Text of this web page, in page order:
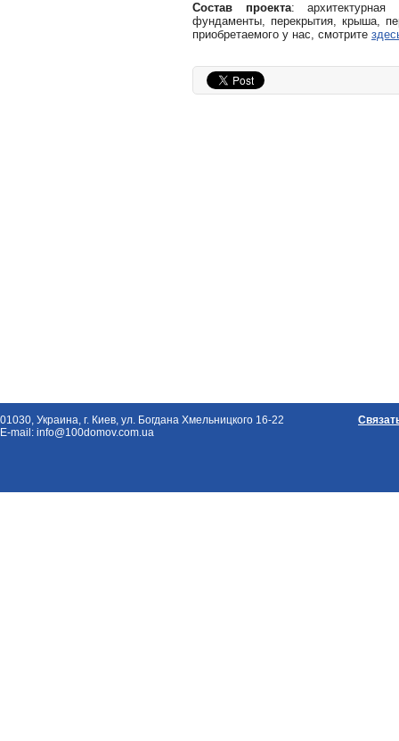
Состав проекта:
фундаменты, перекрытия, крыша,
приобретаемого у нас, смотрите
01030, Украина, г. Киев, ул. Богдана Хмельницкого 16-22
E-mail: info@100domov.com.ua